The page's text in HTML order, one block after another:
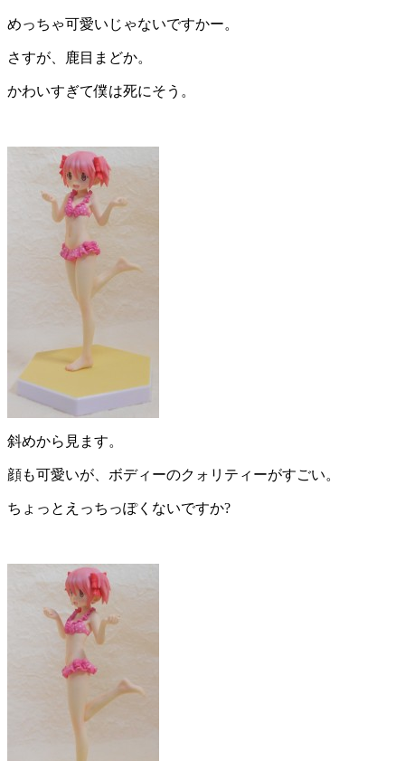
めっちゃ可愛いじゃないですかー。
さすが、鹿目まどか。
かわいすぎて僕は死にそう。
斜めから見ます。
顔も可愛いが、ボディーのクォリティーがすごい。
ちょっとえっちっぽくないですか?